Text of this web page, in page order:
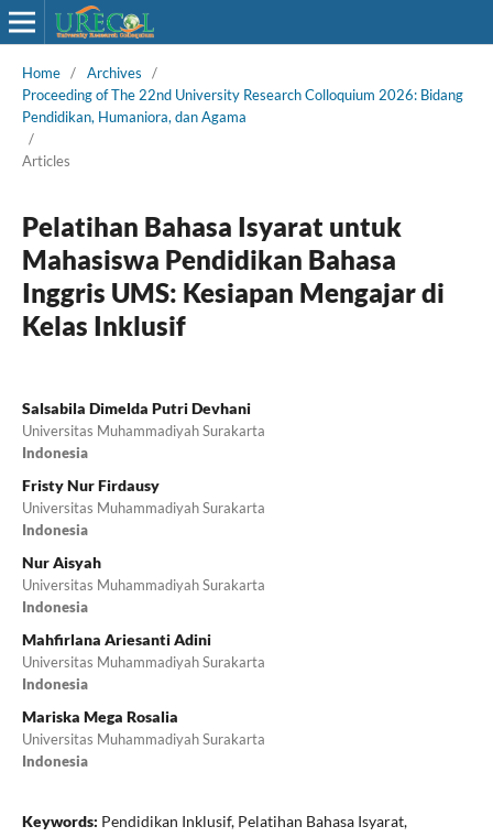
Home / Archives
/
Proceeding of The 22nd University Research Colloquium 2026: Bidang
Pendidikan, Humaniora, dan Agama
/
Articles
Pelatihan Bahasa Isyarat untuk
Mahasiswa Pendidikan Bahasa
Inggris UMS: Kesiapan Mengajar di
Kelas Inklusif
Salsabila Dimelda Putri Devhani
Universitas Muhammadiyah Surakarta
Indonesia
Fristy Nur Firdausy
Universitas Muhammadiyah Surakarta
Indonesia
Nur Aisyah
Universitas Muhammadiyah Surakarta
Indonesia
Mahfirlana Ariesanti Adini
Universitas Muhammadiyah Surakarta
Indonesia
Mariska Mega Rosalia
Universitas Muhammadiyah Surakarta
Indonesia
Keywords: Pendidikan Inklusif, Pelatihan Bahasa Isyarat,